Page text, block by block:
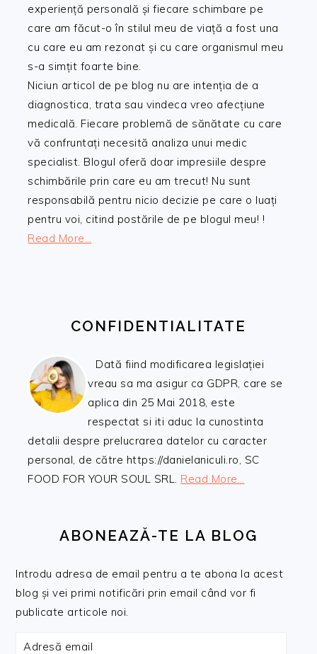
experiență personală și fiecare schimbare pe
care am făcut-o în stilul meu de viață a fost una
cu care eu am rezonat și cu care organismul meu
s-a simțit foarte bine.
Niciun articol de pe blog nu are intenția de a
diagnostica, trata sau vindeca vreo afecțiune
medicală. Fiecare problemă de sănătate cu care
vă confruntați necesită analiza unui medic
specialist. Blogul oferă doar impresiile despre
schimbările prin care eu am trecut! Nu sunt
responsabilă pentru nicio decizie pe care o luați
pentru voi, citind postările de pe blogul meu! !
Read More…
CONFIDENTIALITATE
Dată fiind modificarea legislației
vreau sa ma asigur ca GDPR, care se
aplica din 25 Mai 2018, este
respectat si iti aduc la cunostinta
detalii despre prelucrarea datelor cu caracter
personal, de către https://danielaniculi.ro, SC
FOOD FOR YOUR SOUL SRL. Read More…
ABONEAZĂ-TE LA BLOG
Introdu adresa de email pentru a te abona la acest
blog și vei primi notificări prin email când vor fi
publicate articole noi.
Adresă